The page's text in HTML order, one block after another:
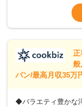
ることになりますの
すよ！＜将来はキ
も可能です。
（
1回
入社5
年収
※試用
正
般
パン/最高月収35万
◆バラエティ豊かな